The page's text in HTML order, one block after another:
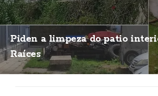
Piden a limpeza do patio
Raíces